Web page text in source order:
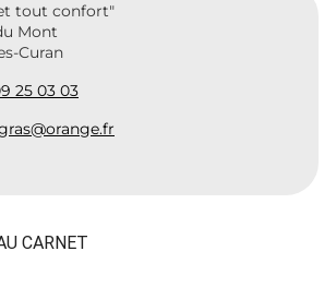
tout confort"
Mont
Curan
25 03 03
CARNET